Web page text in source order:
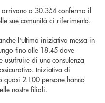
arrivano a 30.354 conferma il
sue comunità di riferimento.
l'ultima iniziativa messa in
fino alle 18.45 dove
usufruire di una consulenza
Iniziativa di
quasi 2.100 persone hanno
nostre filiali.